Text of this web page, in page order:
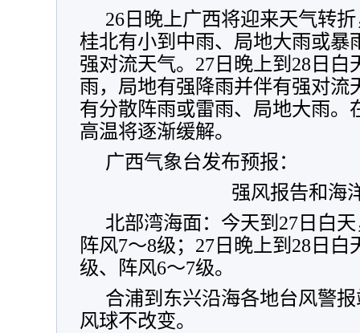
26日晚上广西将迎来天气转
桂北有小到中雨、局地大雨或暴
强对流天气。 27日晚上到28日白
雨，局地有强降雨并伴有强对流
有分散阵雨或雷雨、局地大雨。
高温将逐渐缓解。
广西气象台发布预报：
强风报告和海
北部湾海面：今天到27日白
阵风7～8级；27日晚上到28日
级、阵风6～7级。
合浦到东兴沿海各地台风警
风球不改变。